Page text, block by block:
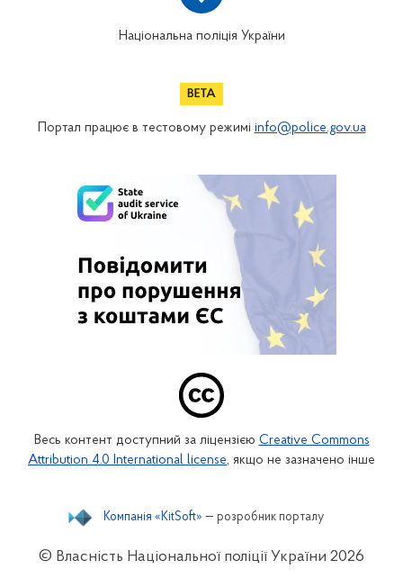
Національна поліція України
Портал працює в тестовому режимі info@police.gov.ua
Весь контент доступний за ліцензією Creative Commons
Attribution 4.0 International license, якщо не зазначено інше
© Власність Національної поліції України 2026
Компанія «KitSoft» — розробник порталу